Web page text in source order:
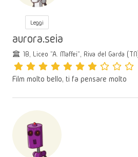
Leggi
aurora.seia
1B, Liceo "A. Maffei", Riva del Garda
Film molto bello, ti fa pensare molto